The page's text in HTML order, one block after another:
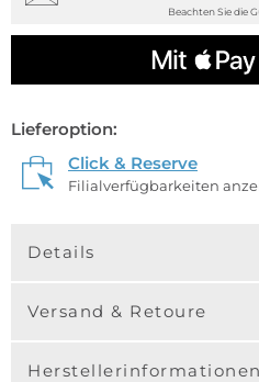
Beachten Sie die
Lieferoption:
Click & Reserve
Filialverfügbarkeiten
Details
Versand & Retoure
Herstellerinformationen